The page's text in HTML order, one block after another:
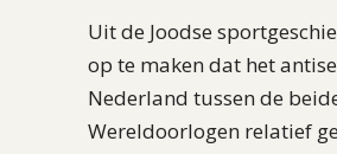
Uit de Joodse
op te maken dat het
Nederland tussen de
Wereldoorlogen relatief